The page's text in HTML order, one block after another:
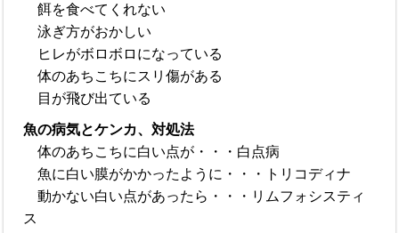
餌を食べてくれない
泳ぎ方がおかしい
ヒレがボロボロになっている
体のあちこちにスリ傷がある
目が飛び出ている
魚の病気とケンカ、対処法
体のあちこちに白い点が・・・白点病
魚に白い膜がかかったように・・・トリコディナ
動かない白い点があったら・・・リムフォシスティ
ス